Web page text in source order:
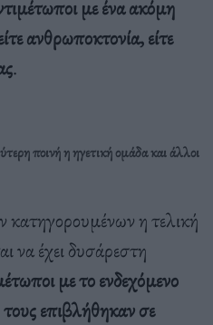
με ένα ακόμη
ανθρωποκτονία, είτε
.
ποινή η ηγετική ομάδα και άλλοι
κατηγορουμένων η τελική
να έχει δυσάρεστη
με το ενδεχόμενο
επιβλήθηκαν σε